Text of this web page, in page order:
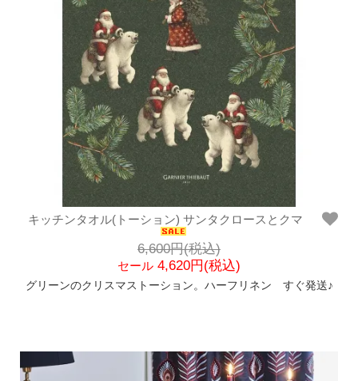
キッチンタオル(トーション) サンタクロースとクマ
6,600円(税込)
セール 4,620円(税込)
グリーンのクリスマストーション。ハーフリネン すぐ発送♪